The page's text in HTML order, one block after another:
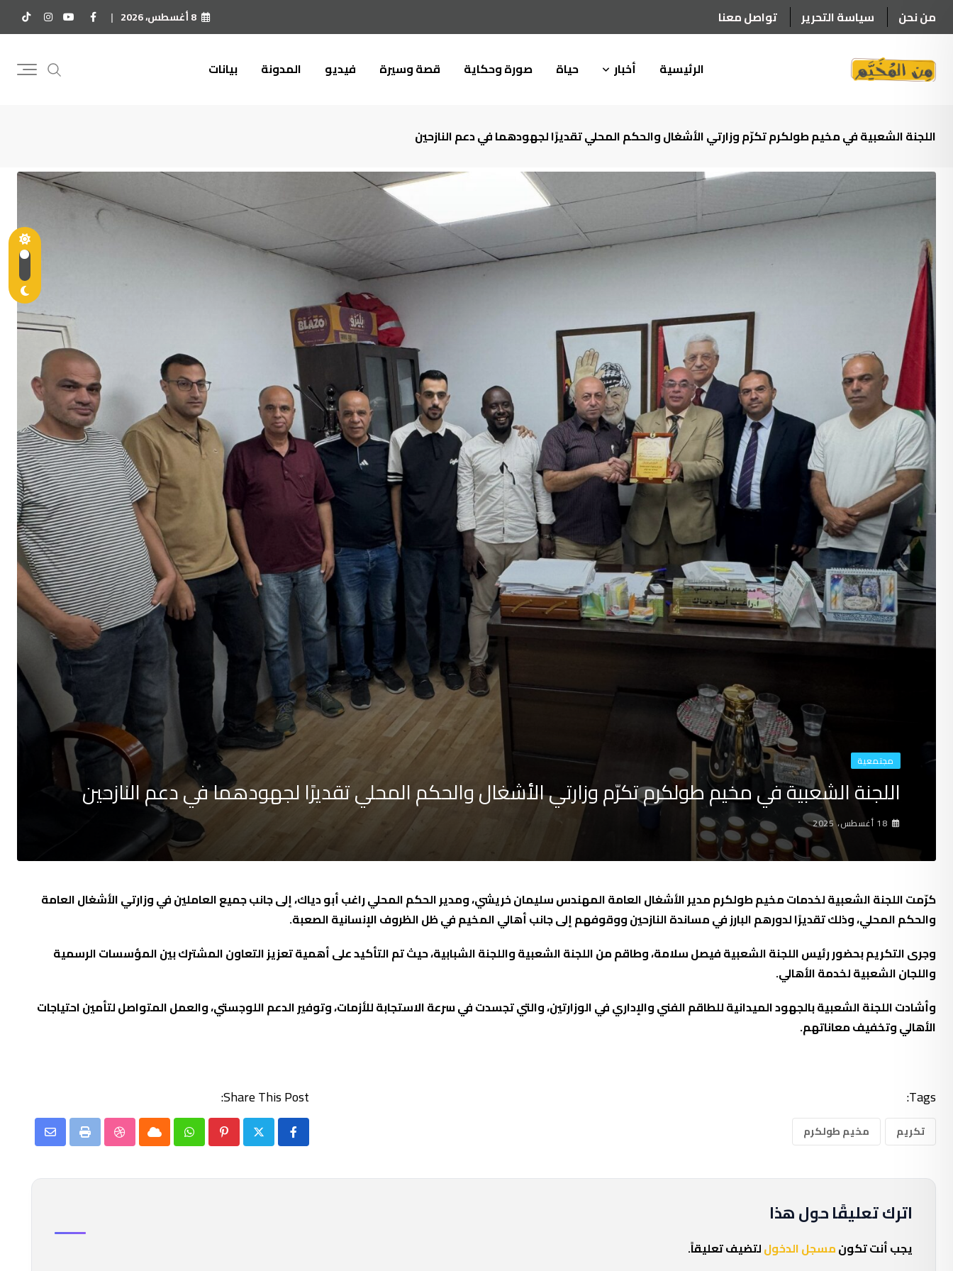
to
من نحن سياسة التحرير تواصل معنا 8 أغسطس، 2026
الرئيسية أخبار حياة صورة وحكاية قصة وسيرة فيديو المدونة بيانات
اللجنة الشعبية في مخيم طولكرم تكرّم وزارتي الأشغال والحكم المحلي تقديرًا لجهودهما في دعم النازحين
مجتمعية
اللجنة الشعبية في مخيم طولكرم تكرّم وزارتي الأشغال والحكم المحلي تقديرًا لجهودهما في دعم النازحين
18 أغسطس، 2025
كرّمت اللجنة الشعبية لخدمات مخيم طولكرم مدير الأشغال العامة المهندس سليمان خريشي، ومدير الحكم المحلي راغب أبو دياك، إلى جانب جميع العاملين في وزارتي الأشغال العامة
والحكم المحلي، وذلك تقديرًا لدورهم البارز في مساندة النازحين ووقوفهم إلى جانب أهالي المخيم في ظل الظروف الإنسانية الصعبة.
وجرى التكريم بحضور رئيس اللجنة الشعبية فيصل سلامة، وطاقم من اللجنة الشعبية واللجنة الشبابية، حيث تم التأكيد على أهمية تعزيز التعاون المشترك بين المؤسسات الرسمية
واللجان الشعبية لخدمة الأهالي.
وأشادت اللجنة الشعبية بالجهود الميدانية للطاقم الفني والإداري في الوزارتين، والتي تجسدت في سرعة الاستجابة للأزمات، وتوفير الدعم اللوجستي، والعمل المتواصل لتأمين احتياجات
الأهالي وتخفيف معاناتهم.
Tags:
تكريم مخيم طولكرم
Share This Post:
Pinterest
Whatsapp
Cloud
StumbleUpon
Print
Share
Email
اترك تعليقًا حول هذا
يجب أنت تكونمسجل الدخوللتضيف تعليقاً.